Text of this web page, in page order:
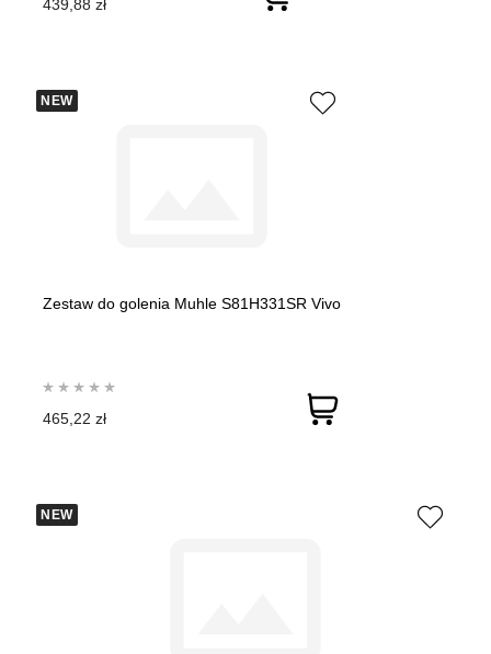
439,88 zł
NEW
Zestaw do golenia Muhle S81H331SR Vivo
465,22 zł
NEW